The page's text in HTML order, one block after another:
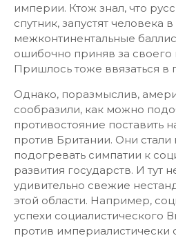
империи. Ктож знал, что
спутник, запустят человека
межконтинентальные
ошибочно приняв за
Пришлось тоже ввязаться в
Однако, поразмыслив,
сообразили, как можно
противостояние поставить
против Британии. Они
подогревать симпатии к
развития государств. И тут
удивительно свежие
этой области. Например,
успехи социалистического
против империалистически